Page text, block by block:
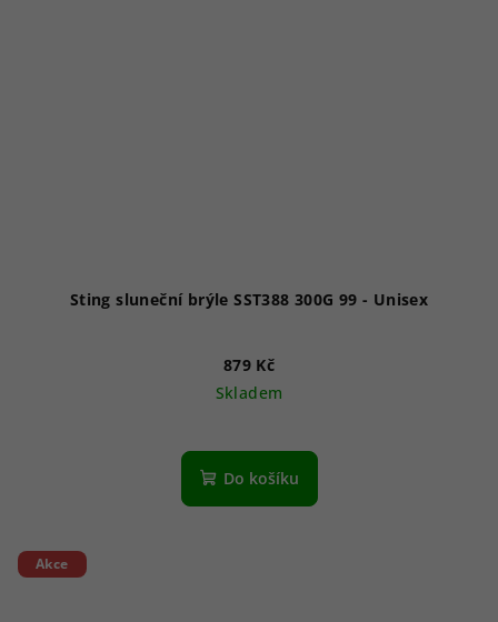
Sting sluneční brýle SST388 300G 99 - Unisex
879 Kč
Skladem
Do košíku
Akce